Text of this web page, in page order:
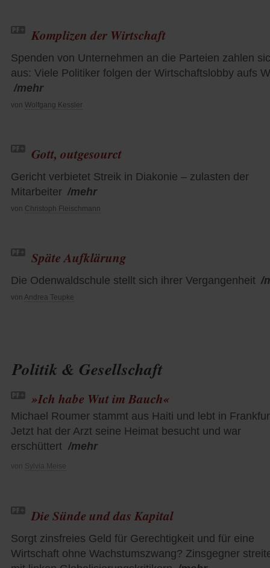
Komplizen der Wirtschaft
Spenden von Unternehmen an die Parteien zahlen
aus: Viele Politiker folgen der Wirtschaftslobby aufs
/mehr
von Wolfgang Kessler
Gott, outgesourct
Gericht verbietet Streik in Diakonie – zulasten der
Mitarbeiter /mehr
von Christoph Fleischmann
Späte Aufklärung
Die Odenwaldschule stellt sich ihrer Vergangenheit /
von Andrea Teupke
Politik & Gesellschaft
»Ich habe Wut im Bauch«
Michael Roumer stammt aus Haiti und lebt in
Jetzt hat der Arzt seine Heimat besucht und war
erschüttert /mehr
von Sylvia Meise
Die Sünde und das Kapital
Sorgt zinsfreies Geld für Gerechtigkeit und für eine
Wirtschaft ohne Wachstumszwang? Zinsgegner